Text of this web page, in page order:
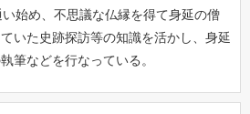
始め、不思議な仏縁を得て身延の僧
いた史跡探訪等の知識を活かし、身延
筆などを行なっている。